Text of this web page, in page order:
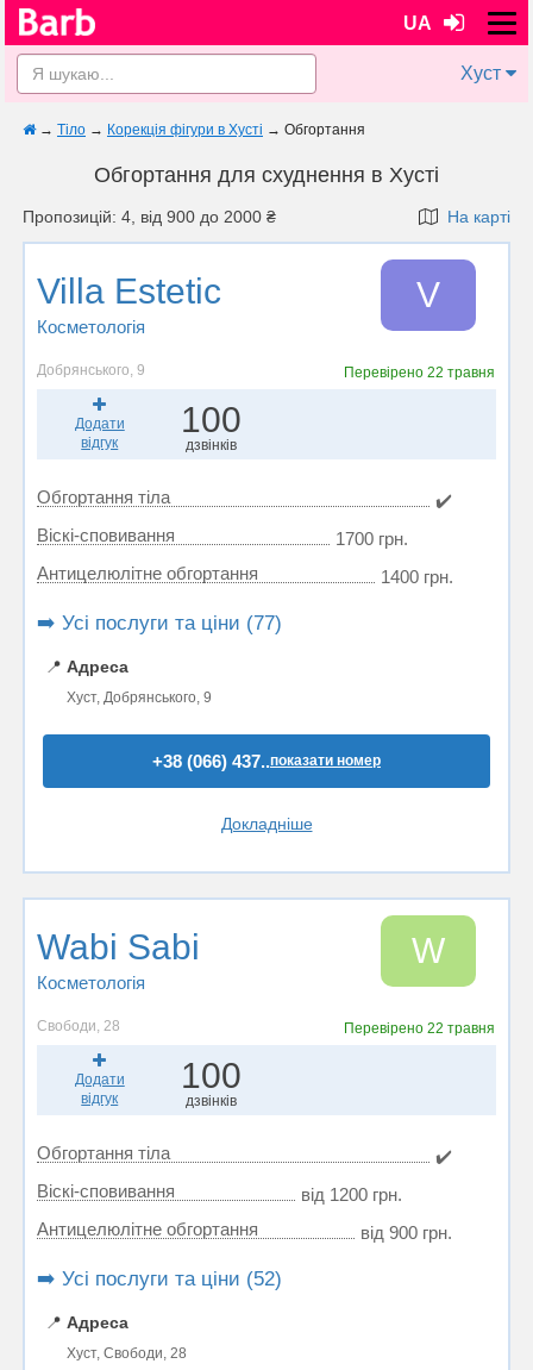
UA
Хуст
→ Тіло → Корекція фігури в Хусті → Обгортання
Обгортання для схуднення в Хусті
Пропозицій: 4, від 900 до 2000 ₴ На карті
Villa Estetic
Косметологія
V
Добрянського, 9 Перевірено22 травня
Додати
відгук
100
дзвінків
Обгортання тіла
✔️
Віскі-сповивання
1700 грн.
Антицелюлітне обгортання
1400 грн.
➡️ Усі послуги та ціни (77)
📍 Адреса
Хуст, Добрянського, 9
+38 (066) 437..показати номер
Докладніше
Wabi Sabi
Косметологія
W
Свободи, 28 Перевірено22 травня
Додати
відгук
100
дзвінків
Обгортання тіла
✔️
Віскі-сповивання
від 1200 грн.
Антицелюлітне обгортання
від 900 грн.
➡️ Усі послуги та ціни (52)
📍 Адреса
Хуст, Свободи, 28